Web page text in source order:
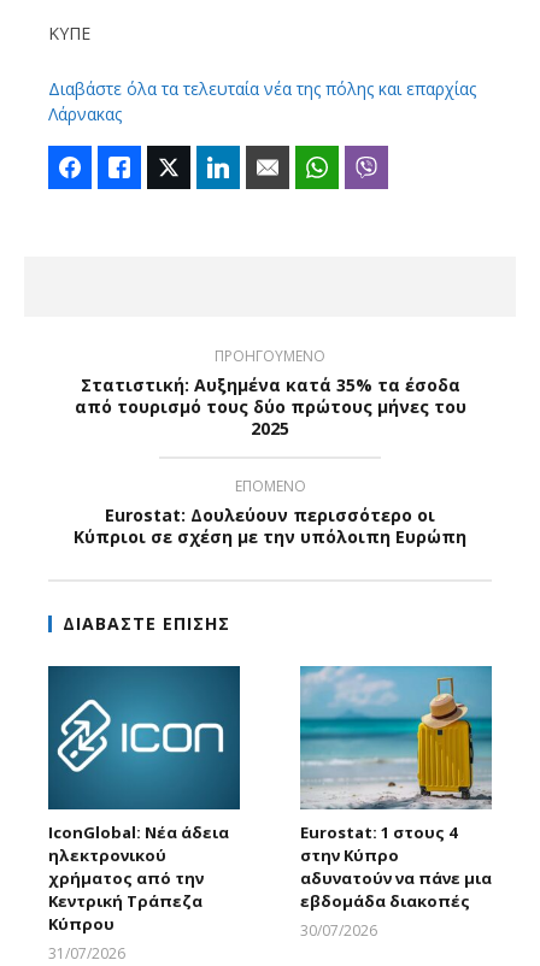
ΚΥΠΕ
Διαβάστε όλα τα τελευταία νέα της πόλης και επαρχίας
Λάρνακας
FacebookLike Twitter LinkedIn Email WhatsApp
ΠΡΟΗΓΟΥΜΕΝΟ
Στατιστική: Αυξημένα κατά 35% τα έσοδα
από τουρισμό τους δύο πρώτους μήνες του
2025
ΕΠΟΜΕΝΟ
Eurostat: Δουλεύουν περισσότερο οι
Κύπριοι σε σχέση με την υπόλοιπη Ευρώπη
ΔΙΑΒΑΣΤΕ ΕΠΙΣΗΣ
IconGlobal: Νέα άδεια
ηλεκτρονικού
χρήματος από την
Κεντρική Τράπεζα
Κύπρου
31/07/2026
Eurostat: 1 στους 4
στην Κύπρο
αδυνατούν να πάνε μια
εβδομάδα διακοπές
30/07/2026